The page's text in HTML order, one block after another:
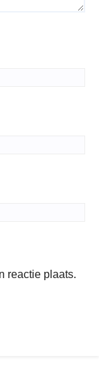
reactie plaats.